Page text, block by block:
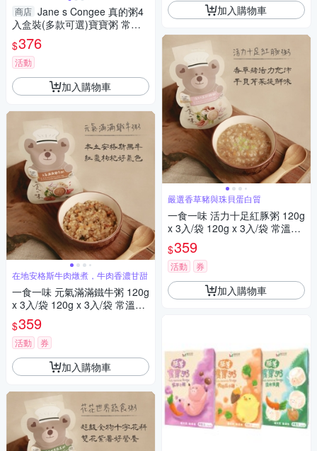
商店 Jane s Congee 真的粥4
入盒裝(多款可選)寶寶粥 常溫
粥
$376
活動
加入購物車
在地安格斯牛肉燉煮，牛肉香濃甘甜
一食一味 元氣滿滿鐵牛粥 120g
x 3入/袋 120g x 3入/袋 常溫粥/
輕食粥/寶寶粥/副食品
$359
活動 券
加入購物車
加入購物車
嚴選香草豬與珠貝蛋白質
一食一味 活力十足紅豚粥 120g
x 3入/袋 120g x 3入/袋 常溫粥/
輕食粥/寶寶粥/副食品
$359
活動 券
加入購物車